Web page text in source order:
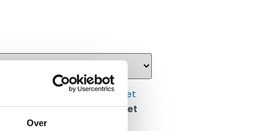
Over
Melrose 4-delige loungeset
€1.699,00